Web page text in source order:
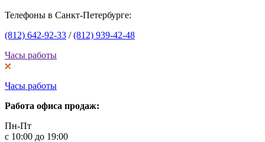
Телефоны в Санкт-Петербурге:
(812) 642-92-33 /(812) 939-42-48
Часы работы
Часы работы
Работа офиса продаж:
Пн-Пт
с 10:00 до 19:00